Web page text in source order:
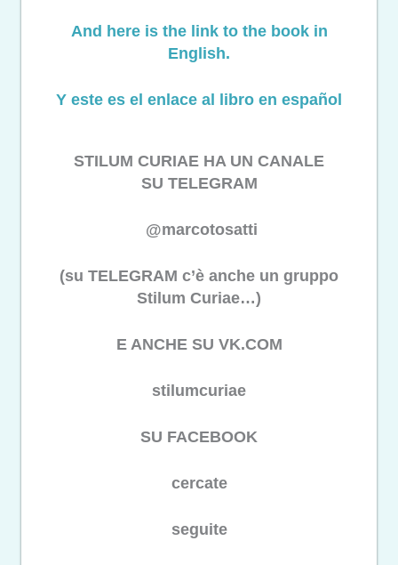
And here is the link to the book in
English.
Y este es el enlace al libro en español
STILUM CURIAE HA UN CANALE
SU TELEGRAM
@marcotosatti
(su TELEGRAM c’è anche un gruppo
Stilum Curiae…)
E ANCHE SU VK.COM
stilumcuriae
SU FACEBOOK
cercate
seguite